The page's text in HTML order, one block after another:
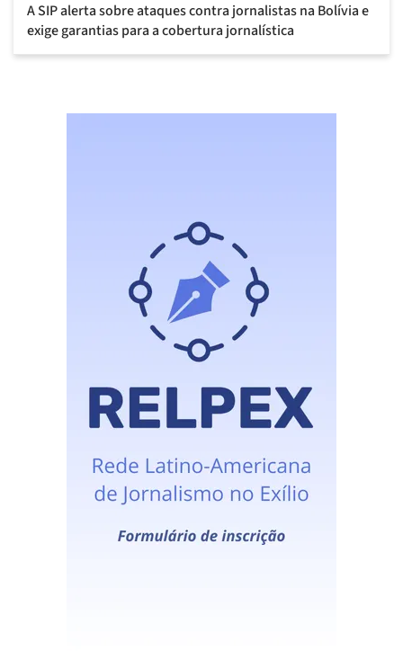
A SIP alerta sobre ataques contra jornalistas na Bolívia e
exige garantias para a cobertura jornalística